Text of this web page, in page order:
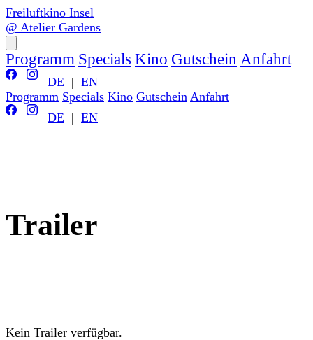
Freiluftkino Insel
@ Atelier Gardens
Programm Specials Kino Gutschein Anfahrt
DE | EN
Programm Specials Kino Gutschein Anfahrt
DE | EN
Trailer
Kein Trailer verfügbar.